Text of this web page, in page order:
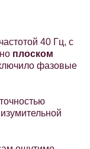
40 Гц, с
плоском
фазовые